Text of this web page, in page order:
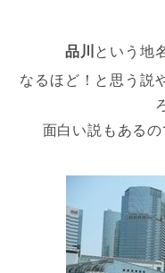
品川 という地
なるほど！と思う説
面白い説もあるの